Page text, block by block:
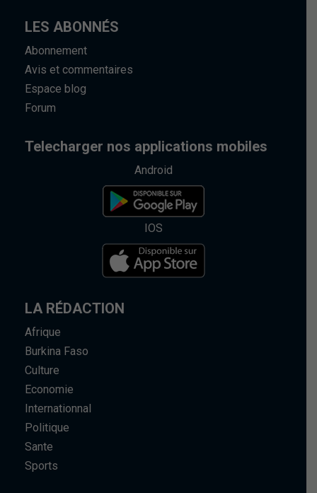
LES ABONNÉS
Abonnement
Avis et commentaires
Espace blog
Forum
Telecharger nos applications mobiles
Android
IOS
LA RÉDACTION
Afrique
Burkina Faso
Culture
Economie
Internationnal
Politique
Sante
Sports